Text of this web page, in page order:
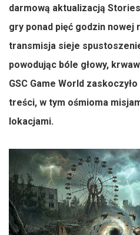
darmową aktualizacją
gry ponad pięć godzin nowej
transmisja sieje
powodując bóle głowy,
GSC Game World
treści, w tym ośmioma
lokacjami.